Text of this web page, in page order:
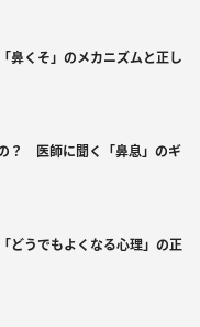
くそ」のメカニズムと正し
？ 医師に聞く「鼻息」のギ
どうでもよくなる心理」の正